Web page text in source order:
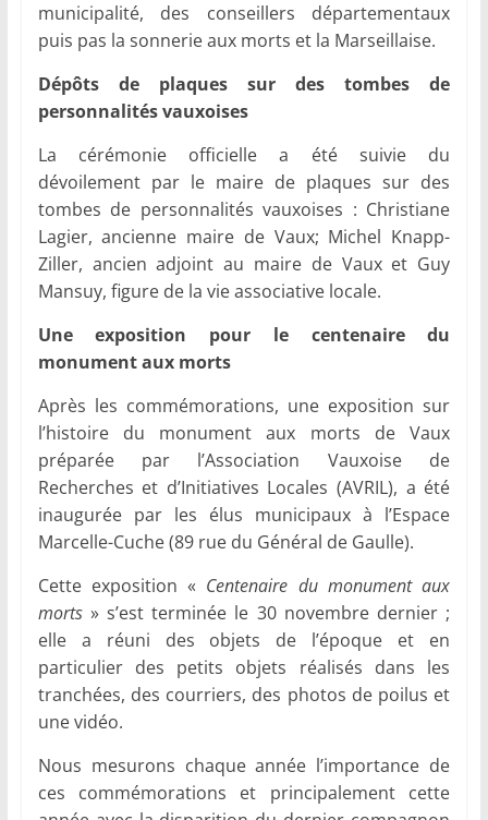
municipalité, des conseillers départementaux
puis pas la sonnerie aux morts et la Marseillaise.
Dépôts de plaques sur des tombes de
personnalités vauxoises
La cérémonie officielle a été suivie du
dévoilement par le maire de plaques sur des
tombes de personnalités vauxoises : Christiane
Lagier, ancienne maire de Vaux; Michel Knapp-
Ziller, ancien adjoint au maire de Vaux et Guy
Mansuy, figure de la vie associative locale.
Une exposition pour le centenaire du
monument aux morts
Après les commémorations, une exposition sur
l’histoire du monument aux morts de Vaux
préparée par l’Association Vauxoise de
Recherches et d’Initiatives Locales (AVRIL), a été
inaugurée par les élus municipaux à l’Espace
Marcelle-Cuche (89 rue du Général de Gaulle).
Cette exposition « Centenaire du monument aux
morts» s’est terminée le 30 novembre dernier ;
elle a réuni des objets de l’époque et en
particulier des petits objets réalisés dans les
tranchées, des courriers, des photos de poilus et
une vidéo.
Nous mesurons chaque année l’importance de
ces commémorations et principalement cette